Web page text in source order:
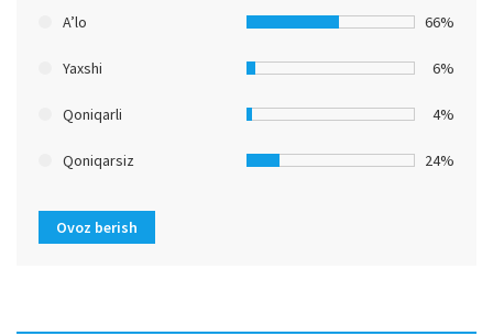
A’lo 66%
Yaxshi 6%
Qoniqarli 4%
Qoniqarsiz 24%
Ovoz berish